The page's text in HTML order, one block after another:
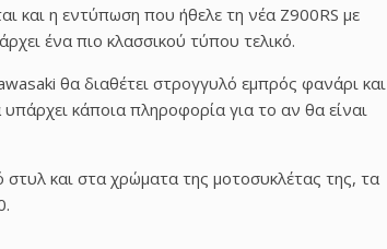
και η εντύπωση που ήθελε τη νέα Z900RS με
ένα πιο κλασσικού τύπου τελικό.
θα διαθέτει στρογγυλό εμπρός φανάρι και
κάποια πληροφορία για το αν θα είναι
στυλ και στα χρώματα της μοτοσυκλέτας της, τα